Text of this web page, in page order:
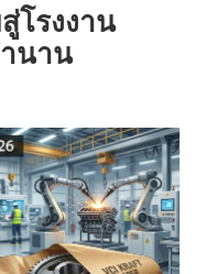
โรงงาน
นาน